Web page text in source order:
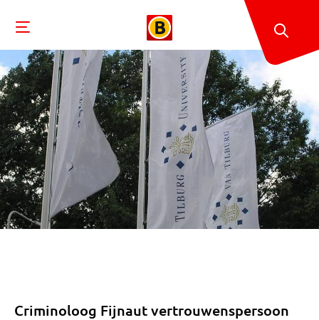
Criminoloog Fijnaut vertrouwenspersoon